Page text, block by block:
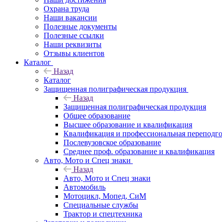
Охрана труда
Наши вакансии
Полезные документы
Полезные ссылки
Наши реквизиты
Отзывы клиентов
Каталог
Назад
Каталог
Защищенная полиграфическая продукция
Назад
Защищенная полиграфическая продукция
Общее образование
Высшее образование и квалификация
Квалификация и профессиональная
Послевузовское образование
Среднее проф. образование и квалификация
Авто, Мото и Спец знаки
Назад
Авто, Мото и Спец знаки
Автомобиль
Мотоцикл, Мопед, СиМ
Специальные службы
Трактор и спецтехника